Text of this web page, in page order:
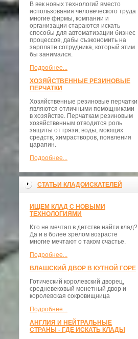
В век новых технологий вместо
использования человеческого труда
многие фирмы, компании и
организации стараются искать
способы для автоматизации бизнес
процессов, дабы съэкономить на
зарплате сотрудника, который этим
бы занимался.
Подробнее...
ХОЗЯЙСТВЕННЫЕ РЕЗИНОВЫЕ
ПЕРЧАТКИ
Хозяйственные резиновые перчатки
являются отличными помощниками
в хозяйстве. Перчаткам резиновым
хозяйственным отводится роль
защиты от грязи, воды, моющих
средств, химрастворов, появления
царапин.
Подробнее...
СТАТЬИ КЛАДОИСКАТЕЛЕЙ
ИЩЕМ КЛАД С НОВЫМИ
ТЕХНОЛОГИЯМИ
Кто не мечтал в детстве найти клад?
Да и в более зрелом возрасте
многие мечтают о таком счастье.
Подробнее...
ВЛАШСКИЙ ДВОР В КУТНОЙ ГОРЕ
Готический королевский дворец,
средневековый монетный двор и
королевская сокровищница
Подробнее...
АНГЛИЯ И НЕЙТРАЛЬНЫЕ
СТРАНЫ - ГДЕ ИСКАТЬ КЛАДЫ